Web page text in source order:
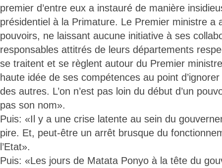
premier d’entre eux a instauré de manière
présidentiel à la Primature. Le Premier ministre a
pouvoirs, ne laissant aucune initiative à ses
responsables attitrés de leurs départements
se traitent et se règlent autour du Premier
haute idée de ses compétences au point
des autres. L’on n’est pas loin du début d’un
pas son nom».
Puis: «Il y a une crise latente au sein du
pire. Et, peut-être un arrêt brusque du
l’Etat».
Puis: «Les jours de Matata Ponyo à la tête du